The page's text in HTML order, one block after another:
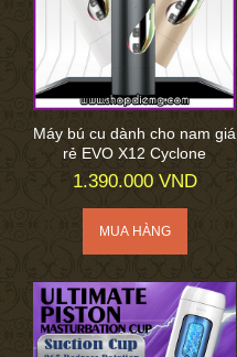
Máy bú cu dành cho nam giá
rẻ EVO X12 Cyclone
1.390.000 VND